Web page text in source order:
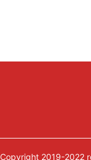
Copyright 2019-2022